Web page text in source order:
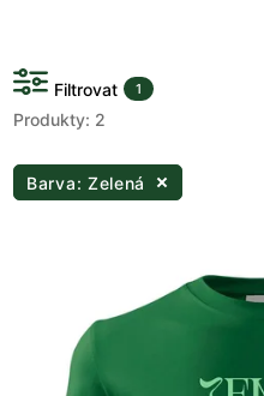
Filtrovat 1
Produkty: 2
Barva: Zelená